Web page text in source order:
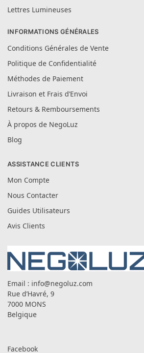
Lettres Lumineuses
INFORMATIONS GÉNÉRALES
Conditions Générales de Vente
Politique de Confidentialité
Méthodes de Paiement
Livraison et Frais d’Envoi
Retours & Remboursements
À propos de NegoLuz
Blog
ASSISTANCE CLIENTS
Mon Compte
Nous Contacter
Guides Utilisateurs
Avis Clients
Email : info@negoluz.com
Rue d’Havré, 9
7000 MONS
Belgique
Facebook